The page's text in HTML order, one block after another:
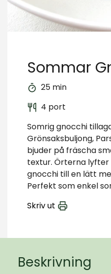
Sommar
25 min
4 port
Somrig gnocchi
Grönsaksbuljong,
bjuder på fräscha
textur. Örterna
gnocchi till en lätt
Perfekt som enkel
Skriv ut
Beskrivning